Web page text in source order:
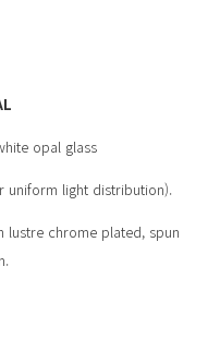
opal glass
uniform light distribution).
lustre chrome plated, spun